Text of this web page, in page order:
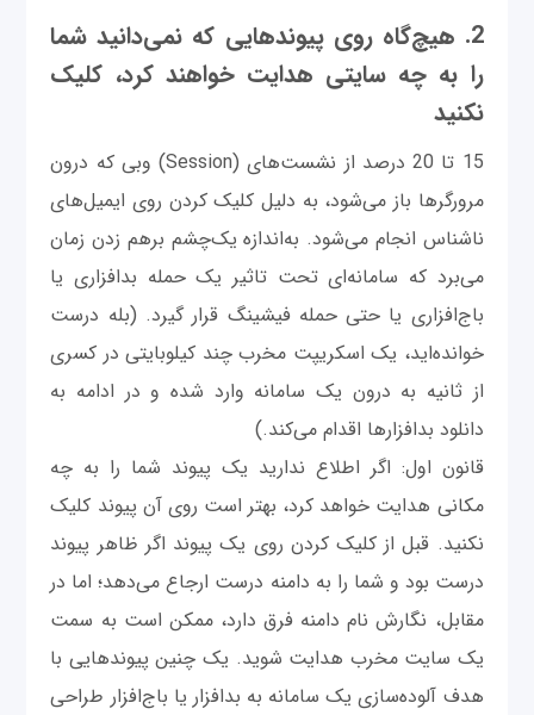
2. هیچ‌گاه روی پیوندهایی که نمی‌دانید شما
را به چه سایتی هدایت خواهند کرد، کلیک
نکنید
15 تا 20 درصد از نشست‌های (Session) وبی که درون
مرورگرها باز می‌شود، به دلیل کلیک کردن روی ایمیل‌های
ناشناس انجام می‌شود. به‌اندازه یک‌چشم برهم زدن زمان
می‌برد که سامانه‌ای تحت تاثیر یک حمله بدافزاری یا
باج‌افزاری یا حتی حمله فیشینگ قرار گیرد. (بله درست
خوانده‌اید، یک اسکریپت مخرب چند کیلوبایتی در کسری
از ثانیه به درون یک سامانه وارد شده و در ادامه به
دانلود بدافزارها اقدام می‌کند.)
قانون اول: اگر اطلاع ندارید یک پیوند شما را به چه
مکانی هدایت خواهد کرد، بهتر است روی آن پیوند کلیک
نکنید. قبل از کلیک کردن روی یک پیوند اگر ظاهر پیوند
درست بود و شما را به دامنه درست ارجاع می‌دهد؛ اما در
مقابل، نگارش نام دامنه فرق دارد، ممکن است به سمت
یک سایت مخرب هدایت شوید. یک چنین پیوندهایی با
هدف آلوده‌سازی یک سامانه به بدافزار یا باج‌افزار طراحی